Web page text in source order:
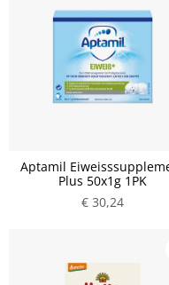
Aptamil
Plus 50x1g 1PK
€ 30,24